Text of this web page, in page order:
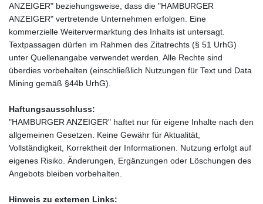
ANZEIGER" beziehungsweise, dass die "HAMBURGER
ANZEIGER" vertretende Unternehmen erfolgen. Eine
kommerzielle Weitervermarktung des Inhalts ist untersagt.
Textpassagen dürfen im Rahmen des Zitatrechts (§ 51 UrhG)
unter Quellenangabe verwendet werden. Alle Rechte sind
überdies vorbehalten (einschließlich Nutzungen für Text und Data
Mining gemäß §44b UrhG).
Haftungsausschluss:
"HAMBURGER ANZEIGER" haftet nur für eigene Inhalte nach den
allgemeinen Gesetzen. Keine Gewähr für Aktualität,
Vollständigkeit, Korrektheit der Informationen. Nutzung erfolgt auf
eigenes Risiko. Änderungen, Ergänzungen oder Löschungen des
Angebots bleiben vorbehalten.
Hinweis zu externen Links: